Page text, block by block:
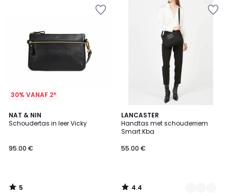
30% VANAF 2*
NAT & NIN
Schoudertas in leer Vicky
95.00 €
5
/
5
/
LANCASTER
Handtas met schouderriem
Smart Kba
55.00 €
4.4
/ 5
3
Kleuren
4.4
/